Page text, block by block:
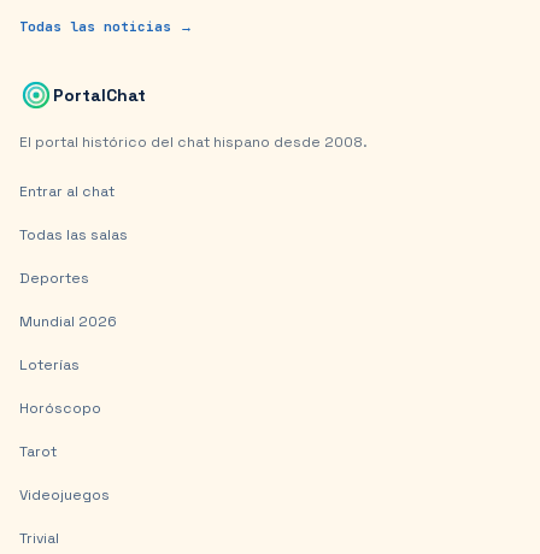
Todas las noticias →
PortalChat
El portal histórico del chat hispano desde 2008.
Entrar al chat
Todas las salas
Deportes
Mundial 2026
Loterías
Horóscopo
Tarot
Videojuegos
Trivial